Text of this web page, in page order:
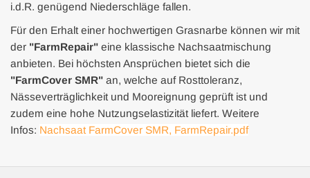
i.d.R. genügend Niederschläge fallen.
Für den Erhalt einer hochwertigen Grasnarbe können wir mit
der "FarmRepair" eine klassische Nachsaatmischung
anbieten. Bei höchsten Ansprüchen bietet sich die
"FarmCover SMR" an, welche auf Rosttoleranz,
Nässeverträglichkeit und Mooreignung geprüft ist und
zudem eine hohe Nutzungselastizität liefert. Weitere
Infos: Nachsaat FarmCover SMR, FarmRepair.pdf